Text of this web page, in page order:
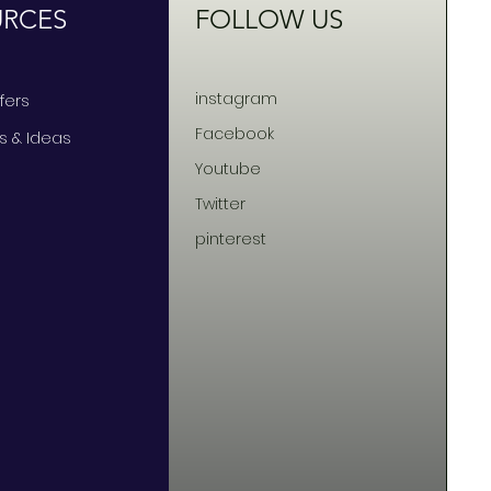
& Ideas
FOLLOW US
instagram
Facebook
Youtube
Twitter
pinterest